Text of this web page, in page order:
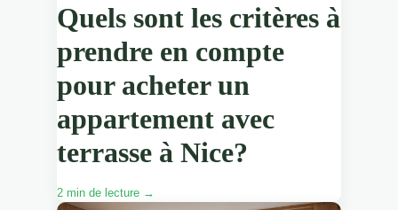
Quels sont les critères à
prendre en compte
pour acheter un
appartement avec
terrasse à Nice?
2 min de lecture →